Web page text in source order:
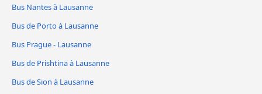
Bus Nantes à Lausanne
Bus de Porto à Lausanne
Bus Prague - Lausanne
Bus de Prishtina à Lausanne
Bus de Sion à Lausanne